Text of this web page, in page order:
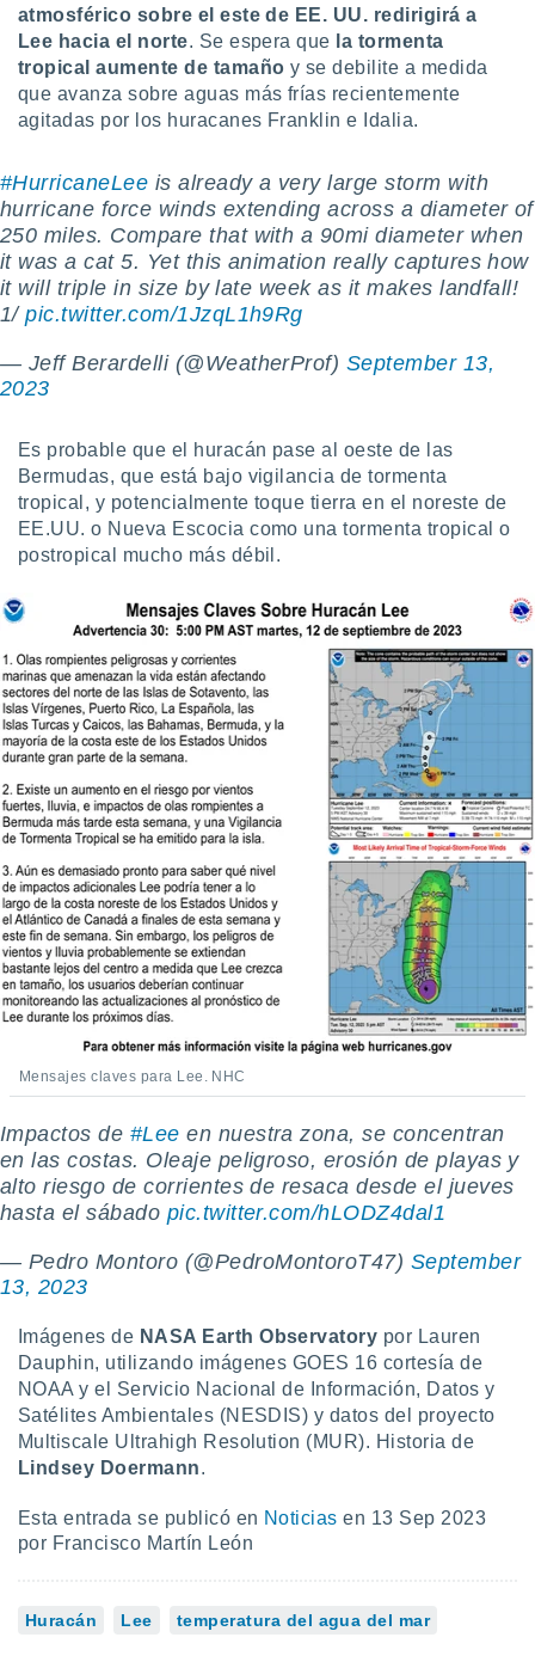
atmosférico sobre el este de EE. UU. redirigirá a
Lee hacia el norte. Se espera que la tormenta
tropical aumente de tamaño y se debilite a medida
que avanza sobre aguas más frías recientemente
agitadas por los huracanes Franklin e Idalia.
#HurricaneLee is already a very large storm with
hurricane force winds extending across a diameter of
250 miles. Compare that with a 90mi diameter when
it was a cat 5. Yet this animation really captures how
it will triple in size by late week as it makes landfall!
1/pic.twitter.com/1JzqL1h9Rg
— Jeff Berardelli (@WeatherProf) September 13,
2023
Es probable que el huracán pase al oeste de las
Bermudas, que está bajo vigilancia de tormenta
tropical, y potencialmente toque tierra en el noreste de
EE.UU. o Nueva Escocia como una tormenta tropical o
postropical mucho más débil.
Mensajes claves para Lee. NHC
Impactos de #Lee en nuestra zona, se concentran
en las costas. Oleaje peligroso, erosión de playas y
alto riesgo de corrientes de resaca desde el jueves
hasta el sábado pic.twitter.com/hLODZ4dal1
— Pedro Montoro (@PedroMontoroT47) September
13, 2023
Imágenes de NASA Earth Observatory por Lauren
Dauphin, utilizando imágenes GOES 16 cortesía de
NOAA y el Servicio Nacional de Información, Datos y
Satélites Ambientales (NESDIS) y datos del proyecto
Multiscale Ultrahigh Resolution (MUR). Historia de
Lindsey Doermann.
Esta entrada se publicó en Noticias en 13 Sep 2023
por Francisco Martín León
Huracán Lee temperatura del agua del mar